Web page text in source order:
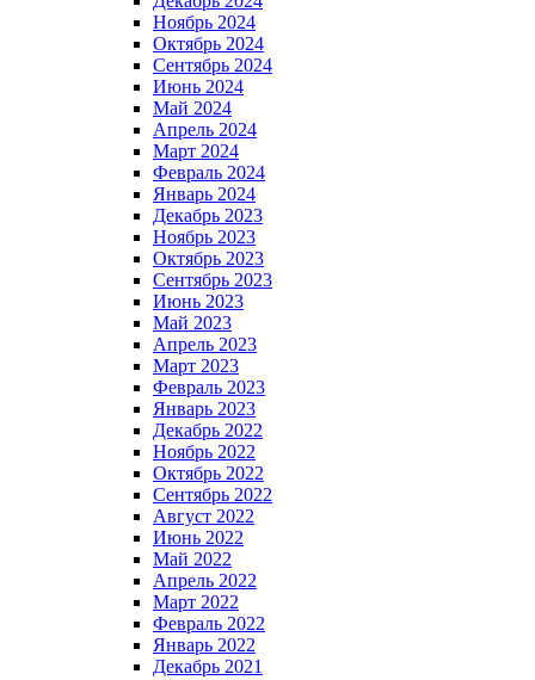
Ноябрь 2024
Октябрь 2024
Сентябрь 2024
Июнь 2024
Май 2024
Апрель 2024
Март 2024
Февраль 2024
Январь 2024
Декабрь 2023
Ноябрь 2023
Октябрь 2023
Сентябрь 2023
Июнь 2023
Май 2023
Апрель 2023
Март 2023
Февраль 2023
Январь 2023
Декабрь 2022
Ноябрь 2022
Октябрь 2022
Сентябрь 2022
Август 2022
Июнь 2022
Май 2022
Апрель 2022
Март 2022
Февраль 2022
Январь 2022
Декабрь 2021